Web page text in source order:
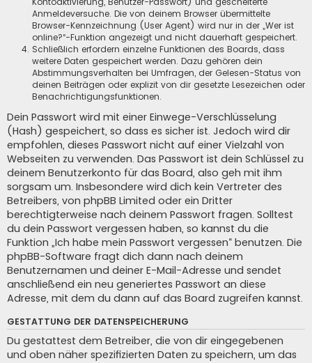
Anmeldeversuche. Die von deinem Browser übermittelte
Browser-Kennzeichnung (User Agent) wird nur in der „Wer ist
online?“-Funktion angezeigt und nicht dauerhaft gespeichert.
Schließlich erfordern einzelne Funktionen des Boards, dass
weitere Daten gespeichert werden. Dazu gehören dein
Abstimmungsverhalten bei Umfragen, der Gelesen-Status von
deinen Beiträgen oder explizit von dir gesetzte Lesezeichen oder
Benachrichtigungsfunktionen.
Dein Passwort wird mit einer Einwege-Verschlüsselung
(Hash) gespeichert, so dass es sicher ist. Jedoch wird dir
empfohlen, dieses Passwort nicht auf einer Vielzahl von
Webseiten zu verwenden. Das Passwort ist dein Schlüssel zu
deinem Benutzerkonto für das Board, also geh mit ihm
sorgsam um. Insbesondere wird dich kein Vertreter des
Betreibers, von phpBB Limited oder ein Dritter
berechtigterweise nach deinem Passwort fragen. Solltest
du dein Passwort vergessen haben, so kannst du die
Funktion „Ich habe mein Passwort vergessen“ benutzen. Die
phpBB-Software fragt dich dann nach deinem
Benutzernamen und deiner E-Mail-Adresse und sendet
anschließend ein neu generiertes Passwort an diese
Adresse, mit dem du dann auf das Board zugreifen kannst.
GESTATTUNG DER DATENSPEICHERUNG
Du gestattest dem Betreiber, die von dir eingegebenen
und oben näher spezifizierten Daten zu speichern, um das